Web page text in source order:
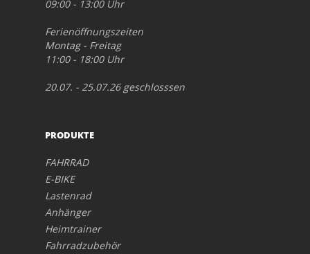
09:00 - 13:00 Uhr
Ferienöffnungszeiten
Montag - Freitag
11:00 - 18:00 Uhr
20.07. - 25.07.26 geschlosssen
PRODUKTE
FAHRRAD
E-BIKE
Lastenrad
Anhänger
Heimtrainer
Fahrradzubehör